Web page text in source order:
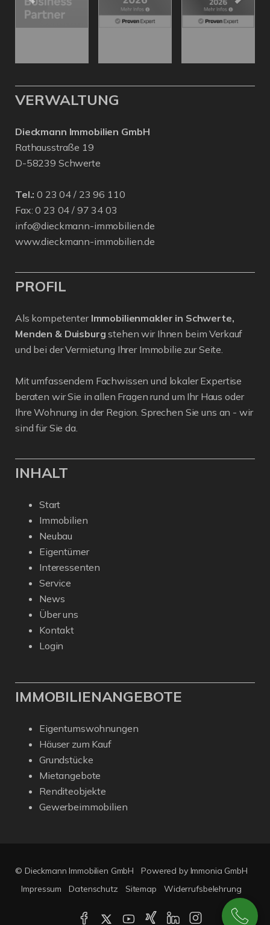
VERWALTUNG
Dieckmann Immobilien GmbH
Rathausstraße 19
D-58239 Schwerte
Tel.: 0 23 04 / 23 96 110
Fax: 0 23 04 / 97 34 03
info@dieckmann-immobilien.de
www.dieckmann-immobilien.de
PROFIL
Als kompetenter Immobilienmakler in Schwerte,
Menden & Duisburg stehen wir Ihnen beim Verkauf
und bei der Vermietung Ihrer Immobilie zur Seite.
Mit umfassendem Fachwissen und lokaler Expertise
beraten wir Sie in allen Fragen rund um Ihr Haus oder
Ihre Wohnung in der Region. Sprechen Sie uns an - wir
sind für Sie da.
INHALT
Start
Immobilien
Neubau
Eigentümer
Interessenten
Service
News
Über uns
Kontakt
Login
IMMOBILIENANGEBOTE
Eigentumswohnungen
Häuser zum Kauf
Grundstücke
Mietangebote
Renditeobjekte
Gewerbeimmobilien
© Dieckmann Immobilien GmbH
Powered by Immonia GmbH
Impressum
Datenschutz Sitemap Widerrufsbelehrung